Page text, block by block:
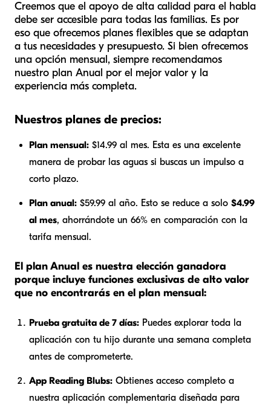
Creemos que el apoyo de alta calidad para el habla
debe ser accesible para todas las familias. Es por
eso que ofrecemos planes flexibles que se adaptan
a tus necesidades y presupuesto. Si bien ofrecemos
una opción mensual, siempre recomendamos
nuestro plan Anual por el mejor valor y la
experiencia más completa.
Nuestros planes de precios:
Plan mensual: $14.99 al mes. Esta es una excelente
manera de probar las aguas si buscas un impulso a
corto plazo.
Plan anual: $59.99 al año. Esto se reduce a solo $4.99
al mes, ahorrándote un 66% en comparación con la
tarifa mensual.
El plan Anual es nuestra elección ganadora
porque incluye funciones exclusivas de alto valor
que no encontrarás en el plan mensual:
Prueba gratuita de 7 días: Puedes explorar toda la
aplicación con tu hijo durante una semana completa
antes de comprometerte.
App Reading Blubs: Obtienes acceso completo a
nuestra aplicación complementaria diseñada para